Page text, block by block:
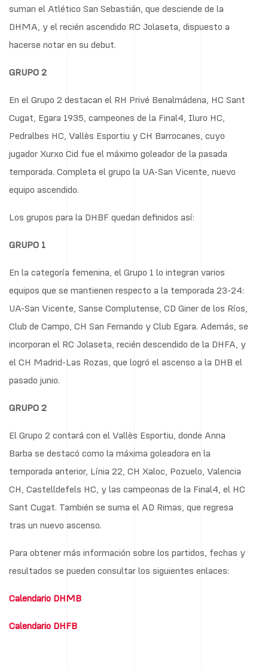
suman el Atlético San Sebastián, que desciende de la
DHMA, y el recién ascendido RC Jolaseta, dispuesto a
hacerse notar en su debut.
GRUPO 2
En el Grupo 2 destacan el RH Privé Benalmádena, HC Sant
Cugat, Egara 1935, campeones de la Final4, Iluro HC,
Pedralbes HC, Vallès Esportiu y CH Barrocanes, cuyo
jugador Xurxo Cid fue el máximo goleador de la pasada
temporada. Completa el grupo la UA-San Vicente, nuevo
equipo ascendido.
Los grupos para la DHBF quedan definidos así:
GRUPO 1
En la categoría femenina, el Grupo 1 lo integran varios
equipos que se mantienen respecto a la temporada 23-24:
UA-San Vicente, Sanse Complutense, CD Giner de los Ríos,
Club de Campo, CH San Fernando y Club Egara. Además, se
incorporan el RC Jolaseta, recién descendido de la DHFA, y
el CH Madrid-Las Rozas, que logró el ascenso a la DHB el
pasado junio.
GRUPO 2
El Grupo 2 contará con el Vallès Esportiu, donde Anna
Barba se destacó como la máxima goleadora en la
temporada anterior, Línia 22, CH Xaloc, Pozuelo, Valencia
CH, Castelldefels HC, y las campeonas de la Final4, el HC
Sant Cugat. También se suma el AD Rimas, que regresa
tras un nuevo ascenso.
Para obtener más información sobre los partidos, fechas y
resultados se pueden consultar los siguientes enlaces:
Calendario DHMB
Calendario DHFB